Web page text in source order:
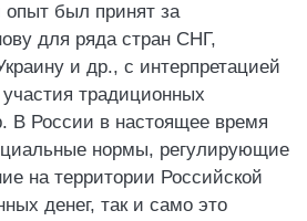
был принят за
для ряда стран СНГ,
и др., с интерпретацией
традиционных
В России в настоящее время
нормы, регулирующие
на территории Российской
денег, так и само это